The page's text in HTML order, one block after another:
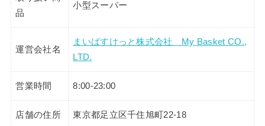
品
小型スーパー
運営会社名
まいばすけっと株式会社 My Basket CO.,
LTD.
営業時間 8:00-23:00
店舗の住所 東京都足立区千住旭町22-18